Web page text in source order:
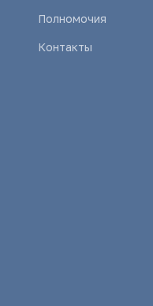
Полномочия
Контакты